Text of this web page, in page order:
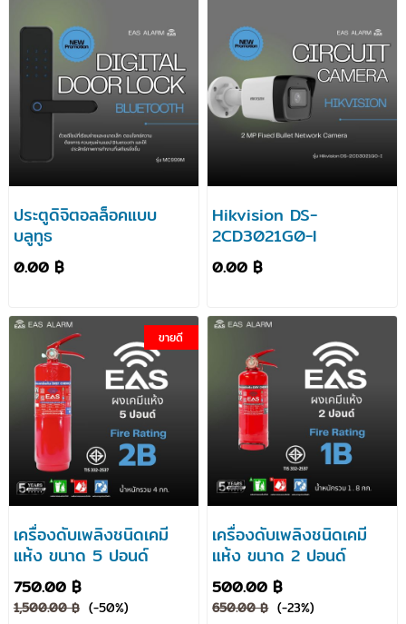
ประตูดิจิตอลล็อคแบบ
บลูทูธ
0.00 ฿
Hikvision DS-
2CD3021G0-I
0.00 ฿
ขายดี
เครื่องดับเพลิงชนิดเคมี
แห้ง ขนาด 5 ปอนด์
750.00 ฿
1,500.00 ฿ (-50%)
เครื่องดับเพลิงชนิดเคมี
แห้ง ขนาด 2 ปอนด์
500.00 ฿
650.00 ฿ (-23%)